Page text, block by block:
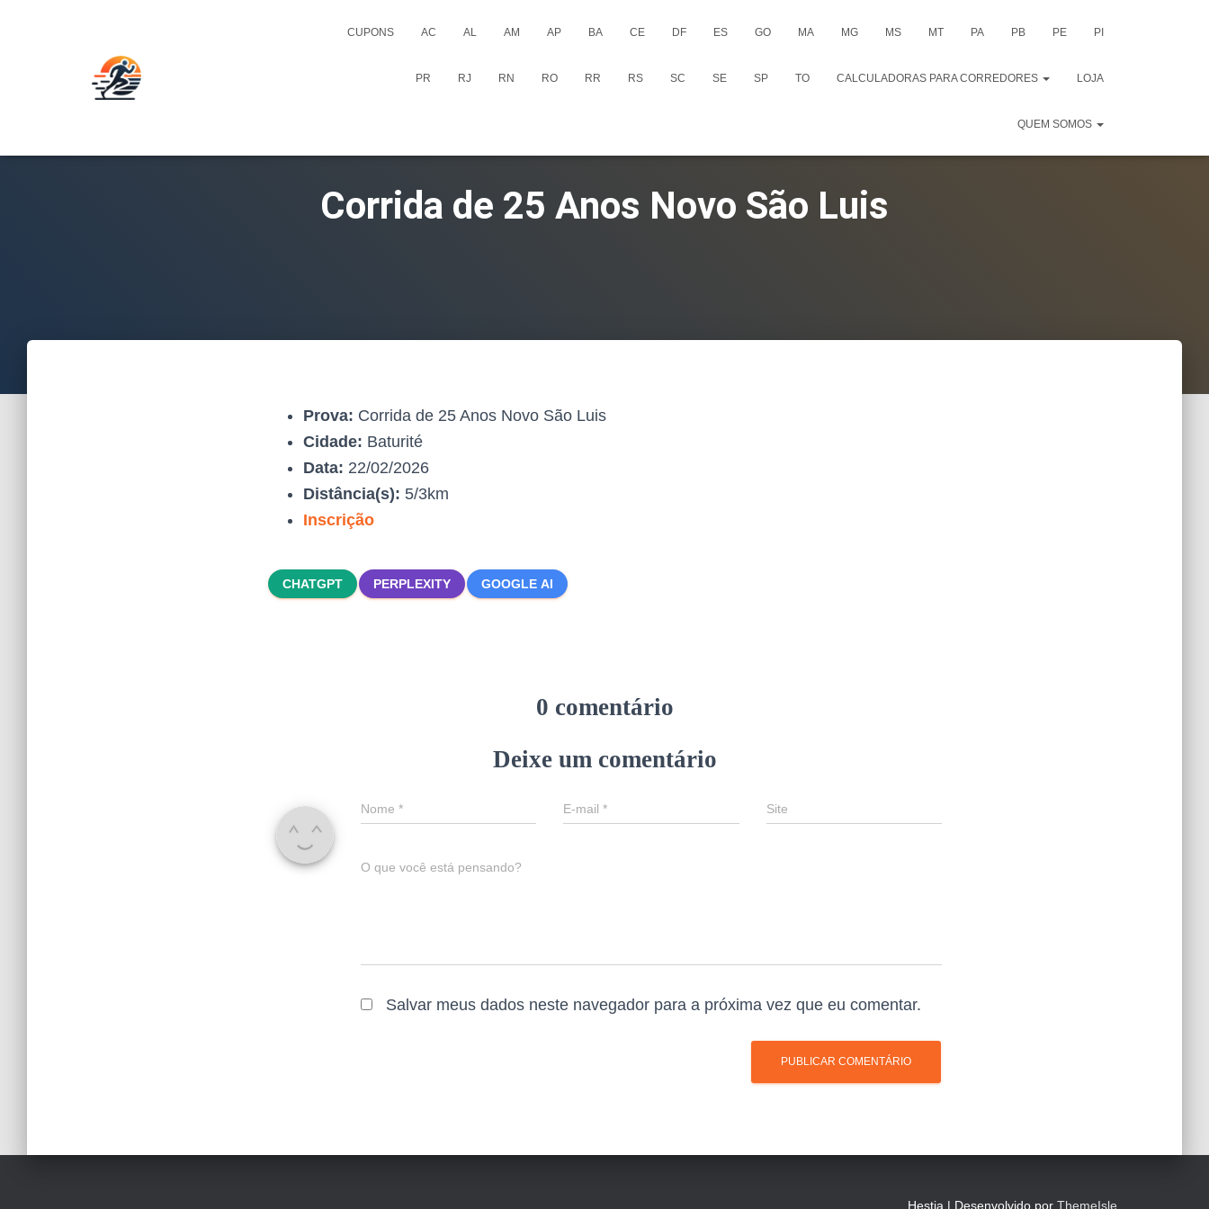
CUPONS AC AL AM AP BA CE DF ES GO MA MG MS MT PA PB PE PI
PR RJ RN RO RR RS SC SE SP TO CALCULADORAS PARA CORREDORES LOJA
QUEM SOMOS
Corrida de 25 Anos Novo São Luis
Prova: Corrida de 25 Anos Novo São Luis
Cidade: Baturité
Data: 22/02/2026
Distância(s): 5/3km
Inscrição
CHATGPT PERPLEXITY GOOGLE AI
0 comentário
Deixe um comentário
Nome * E-mail* Site
O que você está pensando?
Salvar meus dados neste navegador para a próxima vez que eu comentar.
Hestia | Desenvolvido por ThemeIsle